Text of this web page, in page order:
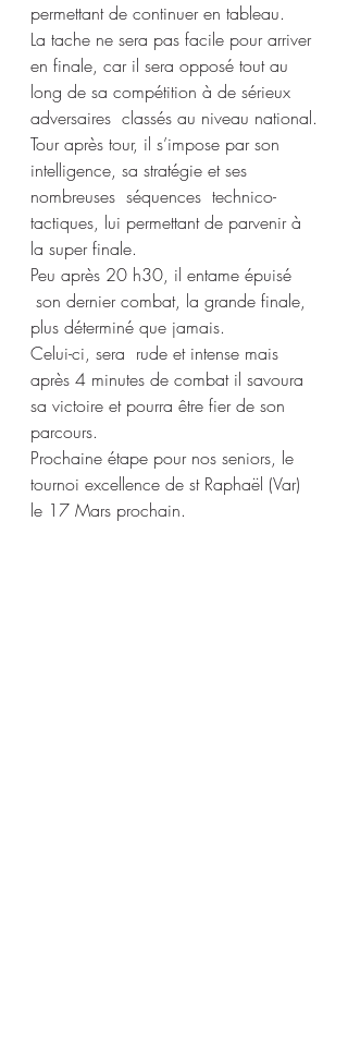
permettant de continuer en tableau.
La tache ne sera pas facile pour arriver
en finale, car il sera opposé tout au
long de sa compétition à de sérieux
adversaires  classés au niveau national.
Tour après tour, il s’impose par son
intelligence, sa stratégie et ses
nombreuses  séquences  technico-
tactiques, lui permettant de parvenir à
la super finale.
Peu après 20 h30, il entame épuisé
son dernier combat, la grande finale,
plus déterminé que jamais.
Celui-ci, sera  rude et intense mais
après 4 minutes de combat il savoura
sa victoire et pourra être fier de son
parcours.
Prochaine étape pour nos seniors, le
tournoi excellence de st Raphaël (Var)
le 17 Mars prochain.